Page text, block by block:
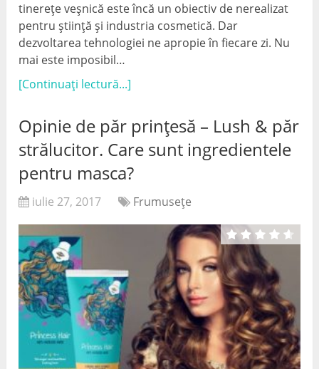
tinerețe veșnică este încă un obiectiv de nerealizat
pentru știință și industria cosmetică. Dar
dezvoltarea tehnologiei ne apropie în fiecare zi. Nu
mai este imposibil…
[Continuați lectură...]
Opinie de păr prințesă – Lush & păr
strălucitor. Care sunt ingredientele
pentru masca?
iulie 27, 2017 Frumuseţe